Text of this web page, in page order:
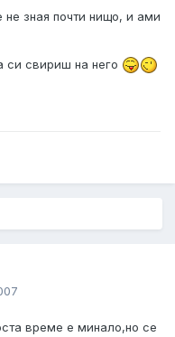
зная почти нищо, и ами
си свириш на него
време е минало,но се